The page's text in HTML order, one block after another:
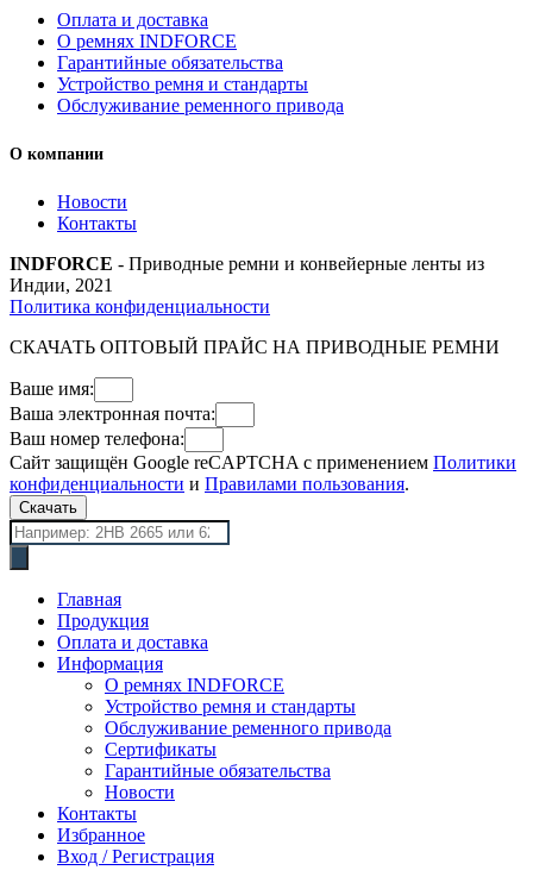
Оплата и доставка
О ремнях INDFORCE
Гарантийные обязательства
Устройство ремня и стандарты
Обслуживание ременного привода
О компании
Новости
Контакты
INDFORCE - Приводные ремни и конвейерные ленты из
Индии, 2021
Политика конфиденциальности
СКАЧАТЬ ОПТОВЫЙ ПРАЙС НА ПРИВОДНЫЕ РЕМНИ
Ваше имя:
Ваша электронная почта:
Ваш номер телефона:
Сайт защищён Google reCAPTCHA с применением Политики
конфиденциальности и Правилами пользования.
Скачать
Поиск
товаров
Главная
Продукция
Оплата и доставка
Информация
О ремнях INDFORCE
Устройство ремня и стандарты
Обслуживание ременного привода
Сертификаты
Гарантийные обязательства
Новости
Контакты
Избранное
Вход / Регистрация